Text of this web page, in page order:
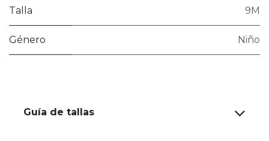
Talla 9M
Género Niño
Guía de tallas